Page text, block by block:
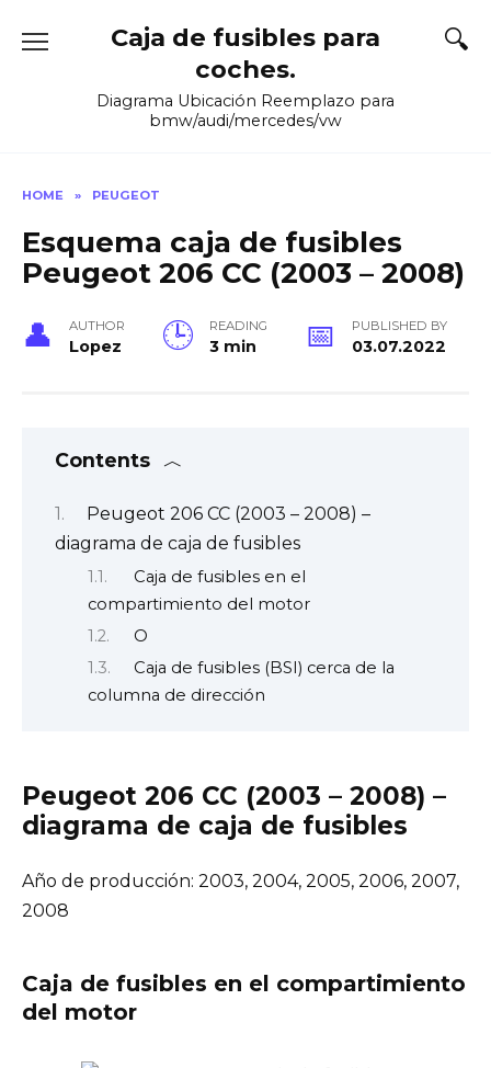
Caja de fusibles para
coches.
Diagrama Ubicación Reemplazo para
bmw/audi/mercedes/vw
HOME » PEUGEOT
Esquema caja de fusibles
Peugeot 206 CC (2003 – 2008)
AUTHOR
Lopez
READING
3 min
PUBLISHED BY
03.07.2022
Contents
Peugeot 206 CC (2003 – 2008) –
diagrama de caja de fusibles
Caja de fusibles en el
compartimiento del motor
O
Caja de fusibles (BSI) cerca de la
columna de dirección
Peugeot 206 CC (2003 – 2008) –
diagrama de caja de fusibles
Año de producción: 2003, 2004, 2005, 2006, 2007,
2008
Caja de fusibles en el compartimiento
del motor